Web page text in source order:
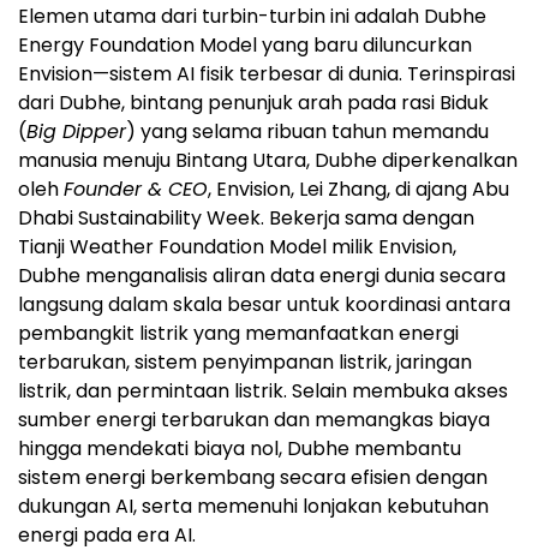
Elemen utama dari turbin-turbin ini adalah Dubhe
Energy Foundation Model yang baru diluncurkan
Envision—sistem AI fisik terbesar di dunia. Terinspirasi
dari Dubhe, bintang penunjuk arah pada rasi Biduk
(Big Dipper) yang selama ribuan tahun memandu
manusia menuju Bintang Utara, Dubhe diperkenalkan
olehFounder & CEO, Envision, Lei Zhang, di ajang Abu
Dhabi Sustainability Week. Bekerja sama dengan
Tianji Weather Foundation Model milik Envision,
Dubhe menganalisis aliran data energi dunia secara
langsung dalam skala besar untuk koordinasi antara
pembangkit listrik yang memanfaatkan energi
terbarukan, sistem penyimpanan listrik, jaringan
listrik, dan permintaan listrik. Selain membuka akses
sumber energi terbarukan dan memangkas biaya
hingga mendekati biaya nol, Dubhe membantu
sistem energi berkembang secara efisien dengan
dukungan AI, serta memenuhi lonjakan kebutuhan
energi pada era AI.